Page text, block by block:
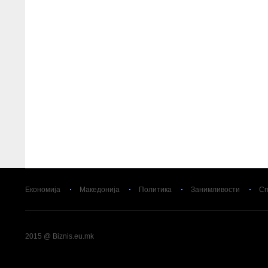
Економија Македонија Политика Занимливости
2015 @ Biznis.eu.mk